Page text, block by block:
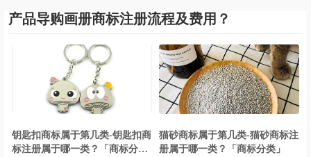
产品导购画册商标注册流程及费用？
钥匙扣商标属于第几类-钥匙扣商
标注册属于哪一类？「商标分
猫砂商标属于第几类-猫砂商标注
册属于哪一类？「商标分类」